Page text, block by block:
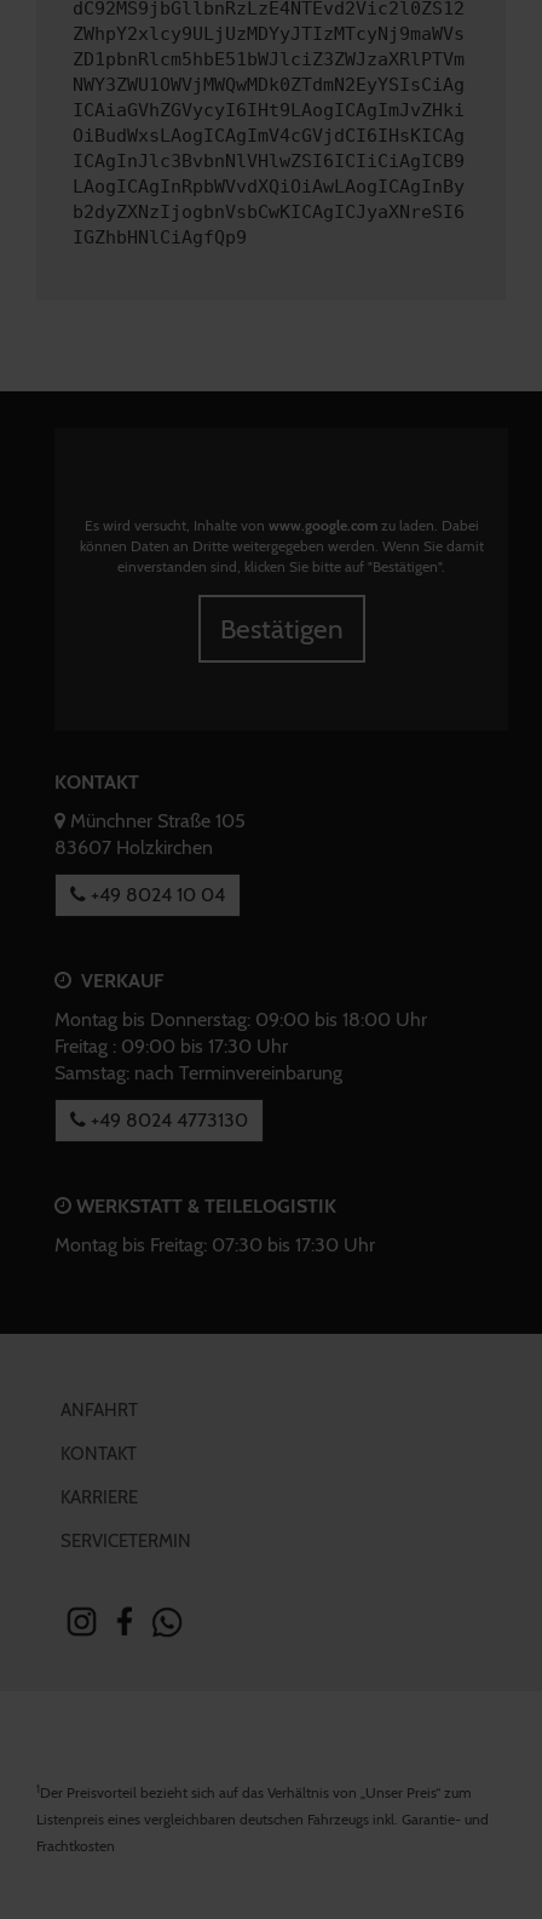
dC92MS9jbGllbnRzLzE4NTEvd2Vic2l0ZS12
ZWhpY2xlcy9ULjUzMDYyJTIzMTcyNj9maWVs
ZD1pbnRlcm5hbE51bWJlciZ3ZWJzaXRlPTVm
NWY3ZWU1OWVjMWQwMDk0ZTdmN2EyYSIsCiAg
ICAiaGVhZGVycyI6IHt9LAogICAgImJvZHki
OiBudWxsLAogICAgImV4cGVjdCI6IHsKICAg
ICAgInJlc3BvbnNlVHlwZSI6ICIiCiAgICB9
LAogICAgInRpbWVvdXQiOiAwLAogICAgInBy
b2dyZXNzIjogbnVsbCwKICAgICJyaXNreSI6
IGZhbHNlCiAgfQp9
Es wird versucht, Inhalte von www.google.comzu laden. Dabei
können Daten an Dritte weitergegeben werden. Wenn Sie damit
einverstanden sind, klicken Sie bitte auf "Bestätigen".
Bestätigen
KONTAKT
Münchner Straße 105
83607 Holzkirchen
+49 8024 10 04
VERKAUF
Montag bis Donnerstag: 09:00 bis 18:00 Uhr
Freitag : 09:00 bis 17:30 Uhr
Samstag: nach Terminvereinbarung
+49 8024 4773130
WERKSTATT & TEILELOGISTIK
Montag bis Freitag: 07:30 bis 17:30 Uhr
ANFAHRT
KONTAKT
KARRIERE
SERVICETERMIN
1Der Preisvorteil bezieht sich auf das Verhältnis von „Unser Preis“ zum
Listenpreis eines vergleichbaren deutschen Fahrzeugs inkl. Garantie- und
Frachtkosten